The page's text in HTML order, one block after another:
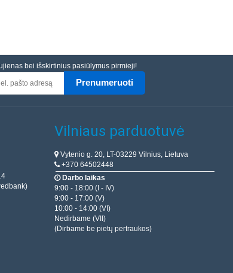
bei išskirtinius pasiūlymus pirmieji!
Prenumeruoti
Vilniaus parduotuvė
Vytenio g. 20, LT-03229 Vilnius, Lietuva
+370 64502448
Darbo laikas
9:00 - 18:00 (I - IV)
9:00 - 17:00 (V)
10:00 - 14:00 (VI)
Nedirbame (VII)
(Dirbame be pietų pertraukos)